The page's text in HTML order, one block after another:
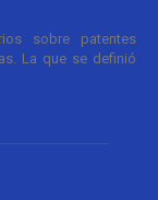
sobre patentes
La que se definió